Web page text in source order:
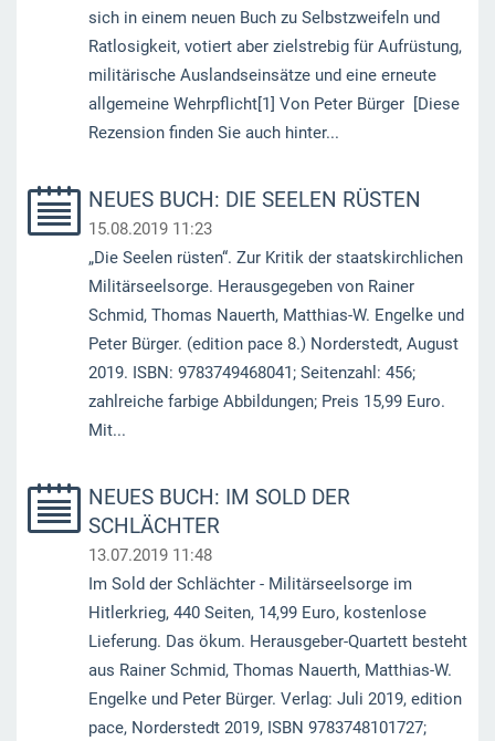
sich in einem neuen Buch zu Selbstzweifeln und
Ratlosigkeit, votiert aber zielstrebig für Aufrüstung,
militärische Auslandseinsätze und eine erneute
allgemeine Wehrpflicht[1] Von Peter Bürger [Diese
Rezension finden Sie auch hinter...
NEUES BUCH: DIE SEELEN RÜSTEN
15.08.2019 11:23
„Die Seelen rüsten“. Zur Kritik der staatskirchlichen
Militärseelsorge. Herausgegeben von Rainer
Schmid, Thomas Nauerth, Matthias-W. Engelke und
Peter Bürger. (edition pace 8.) Norderstedt, August
2019. ISBN: 9783749468041; Seitenzahl: 456;
zahlreiche farbige Abbildungen; Preis 15,99 Euro.
Mit...
NEUES BUCH: IM SOLD DER
SCHLÄCHTER
13.07.2019 11:48
Im Sold der Schlächter - Militärseelsorge im
Hitlerkrieg, 440 Seiten, 14,99 Euro, kostenlose
Lieferung. Das ökum. Herausgeber-Quartett besteht
aus Rainer Schmid, Thomas Nauerth, Matthias-W.
Engelke und Peter Bürger. Verlag: Juli 2019, edition
pace, Norderstedt 2019, ISBN 9783748101727;